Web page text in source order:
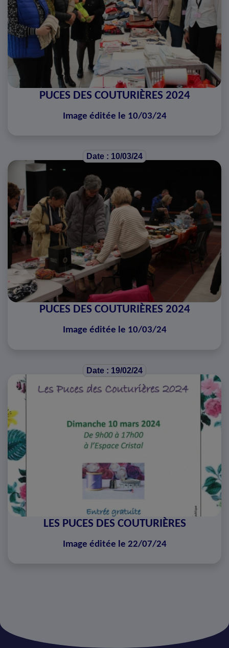
PUCES DES COUTURIÈRES 2024
Image éditée le 10/03/24
Date : 10/03/24
PUCES DES COUTURIÈRES 2024
Image éditée le 10/03/24
Date : 19/02/24
LES PUCES DES COUTURIÈRES
Image éditée le 22/07/24